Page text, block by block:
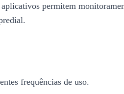
permitem
frequências de uso.